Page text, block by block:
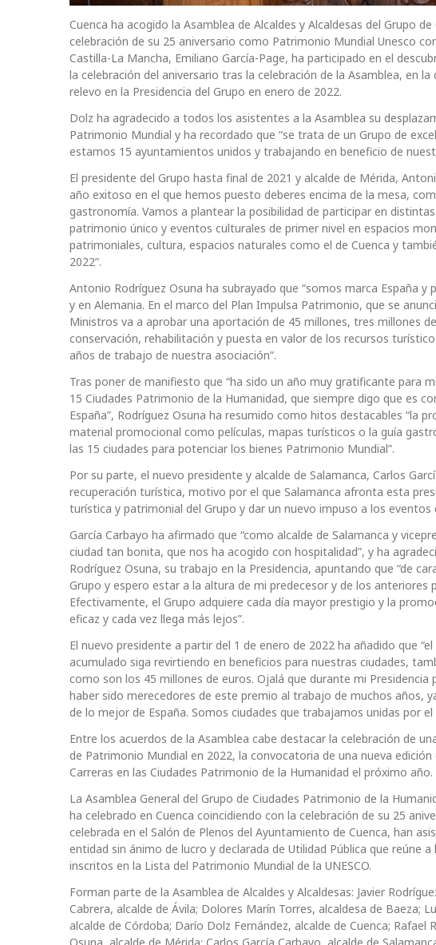
Cuenca ha acogido la Asamblea de Alcaldes y Alcaldesas del Grupo
celebración de su 25 aniversario como Patrimonio Mundial Unesco
Castilla-La Mancha, Emiliano García-Page, ha participado en el
la celebración del aniversario tras la celebración de la Asamblea, en
relevo en la Presidencia del Grupo en enero de 2022.
Dolz ha agradecido a todos los asistentes a la Asamblea su
Patrimonio Mundial y ha recordado que “se trata de un Grupo de
estamos 15 ayuntamientos unidos y trabajando en beneficio de
El presidente del Grupo hasta final de 2021 y alcalde de Mérida,
año exitoso en el que hemos puesto deberes encima de la mesa,
gastronomía. Vamos a plantear la posibilidad de participar en
patrimonio único y eventos culturales de primer nivel en espacios
patrimoniales, cultura, espacios naturales como el de Cuenca y
2022”.
Antonio Rodríguez Osuna ha subrayado que “somos marca España
y en Alemania. En el marco del Plan Impulsa Patrimonio, que se
Ministros va a aprobar una aportación de 45 millones, tres millones
conservación, rehabilitación y puesta en valor de los recursos
años de trabajo de nuestra asociación”.
Tras poner de manifiesto que “ha sido un año muy gratificante para
15 Ciudades Patrimonio de la Humanidad, que siempre digo que es
España”, Rodríguez Osuna ha resumido como hitos destacables “la
material promocional como películas, mapas turísticos o la guía
las 15 ciudades para potenciar los bienes Patrimonio Mundial”.
Por su parte, el nuevo presidente y alcalde de Salamanca, Carlos
recuperación turística, motivo por el que Salamanca afronta esta
turística y patrimonial del Grupo y dar un nuevo impuso a los
García Carbayo ha afirmado que “como alcalde de Salamanca y
ciudad tan bonita, que nos ha acogido con hospitalidad”, y ha
Rodríguez Osuna, su trabajo en la Presidencia, apuntando que “de
Grupo y espero estar a la altura de mi predecesor y de los
Efectivamente, el Grupo adquiere cada día mayor prestigio y la
eficaz y cada vez llega más lejos”.
El nuevo presidente a partir del 1 de enero de 2022 ha añadido que
acumulado siga revirtiendo en beneficios para nuestras ciudades,
como son los 45 millones de euros. Ojalá que durante mi
haber sido merecedores de este premio al trabajo de muchos años,
de lo mejor de España. Somos ciudades que trabajamos unidas por
Entre los acuerdos de la Asamblea cabe destacar la celebración de
de Patrimonio Mundial en 2022, la convocatoria de una nueva
Carreras en las Ciudades Patrimonio de la Humanidad el próximo año.
La Asamblea General del Grupo de Ciudades Patrimonio de la
ha celebrado en Cuenca coincidiendo con la celebración de su 25
celebrada en el Salón de Plenos del Ayuntamiento de Cuenca, han
entidad sin ánimo de lucro y declarada de Utilidad Pública que reúne
inscritos en la Lista del Patrimonio Mundial de la UNESCO.
Forman parte de la Asamblea de Alcaldes y Alcaldesas: Javier
Cabrera, alcalde de Ávila; Dolores Marín Torres, alcaldesa de Baeza;
alcalde de Córdoba; Darío Dolz Fernández, alcalde de Cuenca; Rafael